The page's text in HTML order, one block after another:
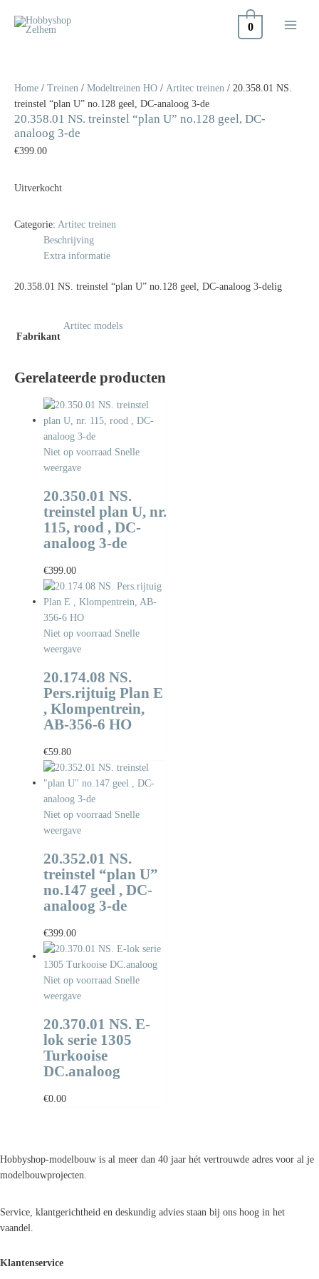
naar
0
Home / Treinen / Modeltreinen HO / Artitec treinen / 20.358.01 NS.
treinstel “plan U” no.128 geel, DC-analoog 3-de
20.358.01 NS. treinstel “plan U” no.128 geel, DC-
analoog 3-de
€399.00
Uitverkocht
Categorie: Artitec treinen
Beschrijving
Extra informatie
20.358.01 NS. treinstel “plan U” no.128 geel, DC-analoog 3-delig
Fabrikant
Artitec models
Gerelateerde producten
Niet op voorraad Snelle
weergave
20.350.01 NS.
treinstel plan U, nr.
115, rood , DC-
analoog 3-de
€399.00
Niet op voorraad Snelle
weergave
20.174.08 NS.
Pers.rijtuig Plan E
, Klompentrein,
AB-356-6 HO
€59.80
Niet op voorraad Snelle
weergave
20.352.01 NS.
treinstel “plan U”
no.147 geel , DC-
analoog 3-de
€399.00
Niet op voorraad Snelle
weergave
20.370.01 NS. E-
lok serie 1305
Turkooise
DC.analoog
€0.00
Hobbyshop-modelbouw is al meer dan 40 jaar hét vertrouwde adres voor al je
modelbouwprojecten.
Service, klantgerichtheid en deskundig advies staan bij ons hoog in het
vaandel.
Klantenservice